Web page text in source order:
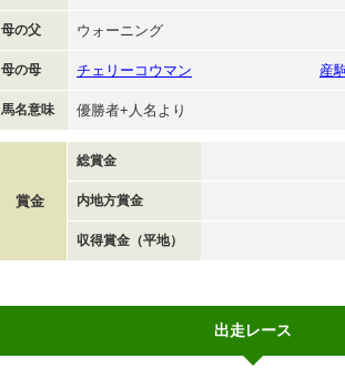
母の父 ウォーニング
母の母 チェリーコウマン 産
馬名意味 優勝者+人名より
賞金
総賞金
内地方賞金
収得賞金（平地）
出走レース